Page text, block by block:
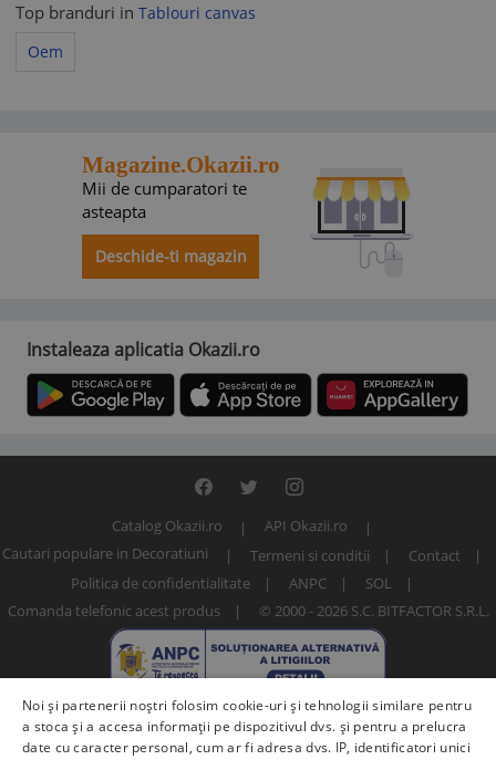
Top branduri in Tablouri canvas
Oem
Magazine.Okazii.ro
Mii de cumparatori te
asteapta
Deschide-ti magazin
Instaleaza aplicatia Okazii.ro
Catalog Okazii.ro
API Okazii.ro
Cautari populare in Decoratiuni
Termeni si conditii
Contact
Politica de confidentialitate
ANPC
SOL
Comanda telefonic acest produs
© 2000 - 2026 S.C. BITFACTOR S.R.L.
Noi și partenerii noștri folosim cookie-uri și tehnologii similare pentru
a stoca și a accesa informații pe dispozitivul dvs. și pentru a prelucra
date cu caracter personal, cum ar fi adresa dvs. IP, identificatori unici